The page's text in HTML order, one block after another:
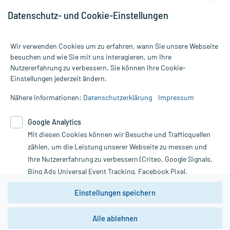
Alle Preise gelten inkl. MwSt., ggf. zzgl. Versandkosten
Informationen auf dieser Website werden ausschließlich für
die Untersuchung und Behandlung durch einen Arzt. Bitte
Therapien eingeleitet werden können. | Diese Webseite benutzt
Google Analytics. Lesen Sie bitte dazu die wichtigen Hinweise in
unserer Datenschutzerklärung. Für den Widerruf einer Bestellung
nutzen Sie das Formular:
Vertrag widerrufen
*Hinweise zu unseren Aktionen und Bewertungen
Datenschutz- und Cookie-Einstellungen
Wir verwenden Cookies um zu erfahren, wann Sie unsere Webseite
besuchen und wie Sie mit uns interagieren, um Ihre
Nutzererfahrung zu verbessern. Sie können Ihre Cookie-
Einstellungen jederzeit ändern.
Nähere Informationen: Datenschutzerklärung Impressum
Google Analytics
Mit diesen Cookies können wir Besuche und Trafficquellen
zählen, um die Leistung unserer Webseite zu messen und
Ihre Nutzererfahrung zu verbessern (Criteo, Google Signals,
Bing Ads Universal Event Tracking, Facebook Pixel,
Youtube-Social Plugin).
Wir weisen darauf hin, dass die
zwingend den Europäischen Anforderungen gem. EU-
Einstellungen speichern
Alle ablehnen